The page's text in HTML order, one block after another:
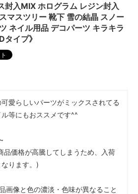
入MIX ホログラム レジン封入
マスツリー 靴下 雪の結晶 スノー
ネイル用品 デコパーツ キラキラ
タイプ》
愛らしいパーツがミックスされてる
等にもおススメです^^
品価格が高騰してしまうため、入荷
ります。)
画像と色の濃淡・色味が異なること